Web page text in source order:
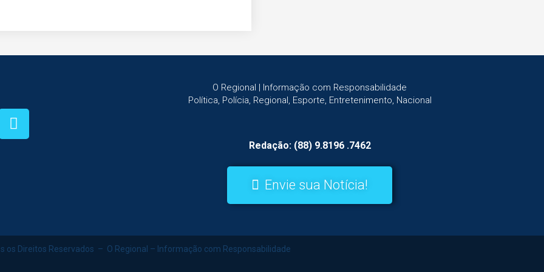
O Regional | Informação com Responsabilidade
Política, Polícia, Regional, Esporte, Entretenimento, Nacional
Redação: (88) 9.8196 .7462
Envie sua Notícia!
os Direitos Reservados – O Regional – Informação com Responsabilidade